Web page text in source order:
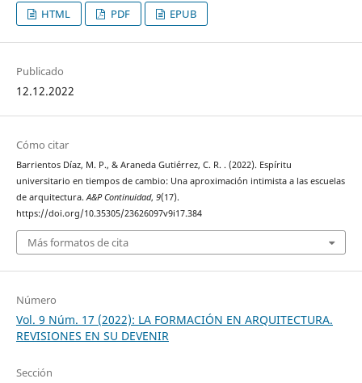
HTML PDF EPUB
Publicado
12.12.2022
Cómo citar
Barrientos Díaz, M. P., & Araneda Gutiérrez, C. R. . (2022). Espíritu
universitario en tiempos de cambio: Una aproximación intimista a las escuelas
de arquitectura.A&P Continuidad, 9(17).
https://doi.org/10.35305/23626097v9i17.384
Más formatos de cita
Número
Vol. 9 Núm. 17 (2022): LA FORMACIÓN EN ARQUITECTURA.
REVISIONES EN SU DEVENIR
Sección